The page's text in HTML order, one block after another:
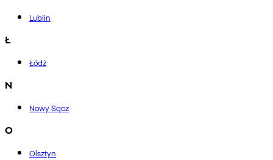
Lublin
Ł
Łódź
N
Nowy Sącz
O
Olsztyn